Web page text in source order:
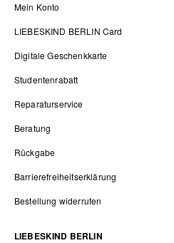
Mein Konto
LIEBESKIND BERLIN Card
Digitale Geschenkkarte
Studentenrabatt
Reparaturservice
Beratung
Rückgabe
Barrierefreiheitserklärung
Bestellung widerrufen
LIEBESKIND BERLIN